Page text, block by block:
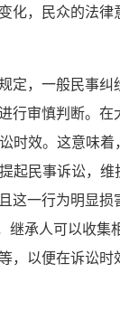
化，民众的法
，一般民事纠
行审慎判断。
时效。这意味
起民事诉讼，
这一行为明显
继承人可以收
，以便在诉讼